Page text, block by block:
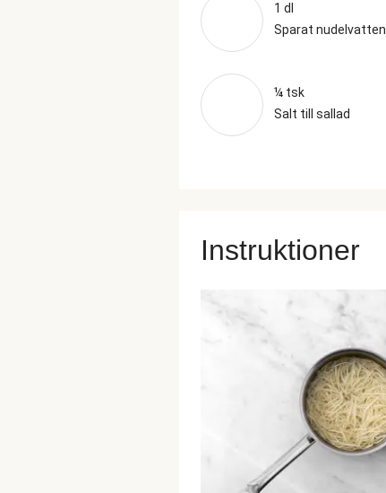
1 dl
Sparat nudelvatten
¼ tsk
Salt till sallad
Instruktioner